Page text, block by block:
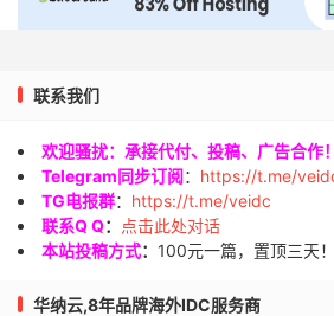
联系我们
欢迎骚扰：承接代付、投稿、广告合作！
Telegram同步订阅： https://t.me/
TG电报群： https://t.me/veidc
联系Q Q：
点击此处对话
本站投稿方式： 100元一篇，置顶三天！
华纳云,8年品牌海外IDC服务商